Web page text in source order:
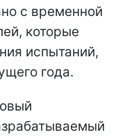
с временной
которые
испытаний,
года.